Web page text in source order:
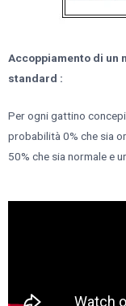
Accoppiamento di un
standard :
Per ogni gattino
probabilità 0% che sia
50% che sia normale e